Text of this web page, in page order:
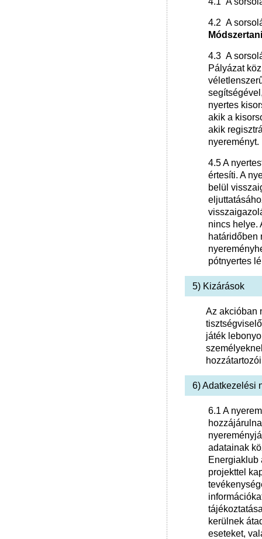
4.2 A
4.3 A
Pályázat
nyertes
akik a
akik
nyereményt.
4.5 A
értesíti. A
belül
nincs helye.
határidőben
pótnyertes
5) Kizárások
Az akcióban
játék
6) Adatkezelési
6.1 A
adatainak
Energiaklub
projekttel
kerülnek
eseteket,